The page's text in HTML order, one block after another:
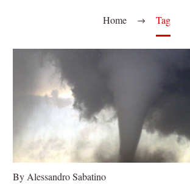
Home Tag
By Alessandro Sabatino